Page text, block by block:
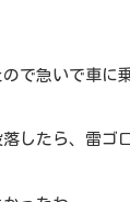
で急いで車に
したら、雷ゴ